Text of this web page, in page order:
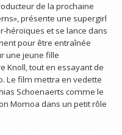
de la prochaine
présente une supergirl
héroïques et se lance dans
pour être entraînée
une jeune fille
Knoll, tout en essayant de
Le film mettra en vedette
Schoenaerts comme le
Momoa dans un petit rôle